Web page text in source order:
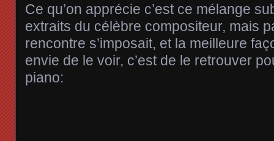
Ce qu’on apprécie c’est ce mélange
extraits du célèbre compositeur, mais
rencontre s’imposait, et la meilleure
envie de le voir, c’est de le retrouver
piano: